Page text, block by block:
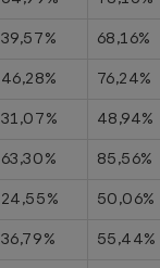
39,57%
68,16%
46,28%
76,24%
31,07%
48,94%
63,30%
85,56%
24,55%
50,06%
36,79%
55,44%